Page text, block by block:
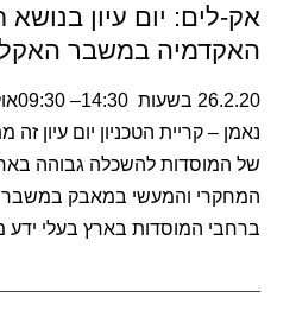
אק-לים: יום עיון
האקדמיה במשבר
נאמן – קריית הטכניון יום עיון
של המוסדות להשכלה גבוהה
המחקרי והמעשי במאבק במשבר
ברחבי המוסדות בארץ בעלי ידע